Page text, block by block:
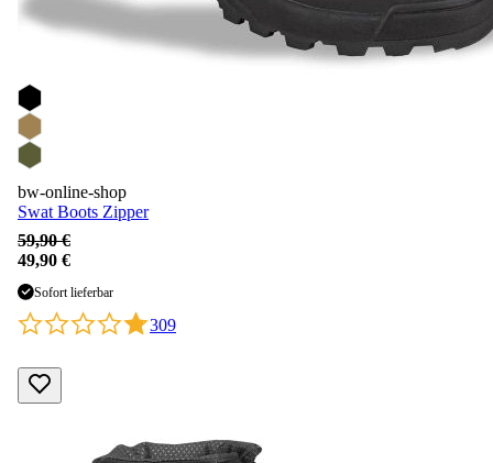
bw-online-shop
Swat Boots Zipper
59,90 €
49,90 €
Sofort lieferbar
309